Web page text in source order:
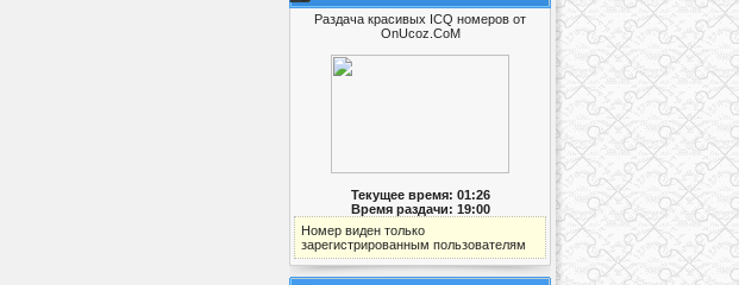
Раздача красивых ICQ номеров от
OnUcoz.CoM
Текущее время: 01:26
Время раздачи: 19:00
Номер виден только
зарегистрированным пользователям